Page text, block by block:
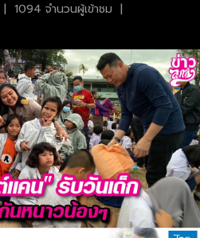
| 1094 จำนวนผู้เข้าชม |